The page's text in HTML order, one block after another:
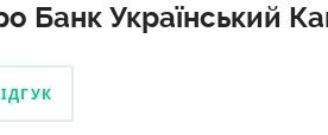
Банк Український